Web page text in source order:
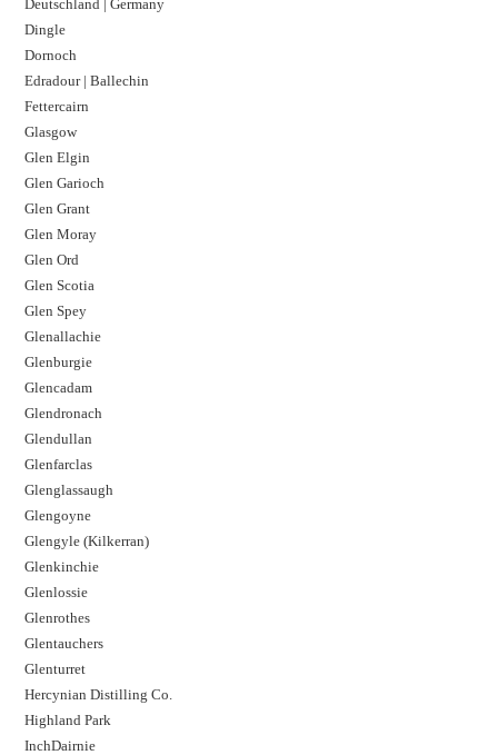
Deutschland | Germany
Dingle
Dornoch
Edradour | Ballechin
Fettercairn
Glasgow
Glen Elgin
Glen Garioch
Glen Grant
Glen Moray
Glen Ord
Glen Scotia
Glen Spey
Glenallachie
Glenburgie
Glencadam
Glendronach
Glendullan
Glenfarclas
Glenglassaugh
Glengoyne
Glengyle (Kilkerran)
Glenkinchie
Glenlossie
Glenrothes
Glentauchers
Glenturret
Hercynian Distilling Co.
Highland Park
InchDairnie